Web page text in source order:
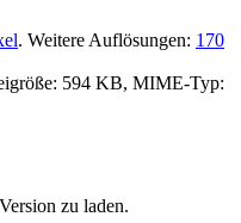
. Weitere Auflösungen: 170
594 KB, MIME-Typ:
zu laden.